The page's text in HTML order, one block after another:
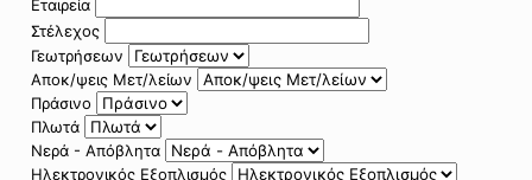
Εταιρεία
Στέλεχος
Γεωτρήσεων
Αποκ/ψεις Μετ/λείων
Πράσινο
Πλωτά
Νερά - Απόβλητα
Ηλεκτρονικός Εξοπλισμός